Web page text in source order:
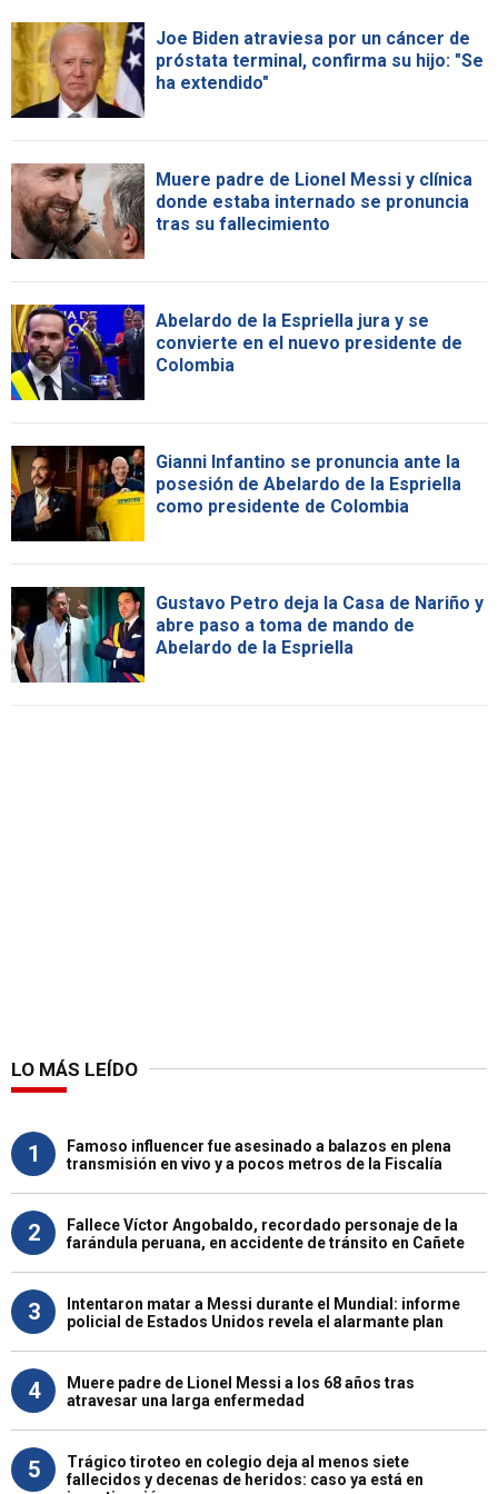
Joe Biden atraviesa por un cáncer de
próstata terminal, confirma su hijo: "Se
ha extendido"
Muere padre de Lionel Messi y clínica
donde estaba internado se pronuncia
tras su fallecimiento
Abelardo de la Espriella jura y se
convierte en el nuevo presidente de
Colombia
Gianni Infantino se pronuncia ante la
posesión de Abelardo de la Espriella
como presidente de Colombia
Gustavo Petro deja la Casa de Nariño y
abre paso a toma de mando de
Abelardo de la Espriella
LO MÁS LEÍDO
1
Famoso influencer fue asesinado a balazos en plena
transmisión en vivo y a pocos metros de la Fiscalía
2
Fallece Víctor Angobaldo, recordado personaje de la
farándula peruana, en accidente de tránsito en Cañete
3
Intentaron matar a Messi durante el Mundial: informe
policial de Estados Unidos revela el alarmante plan
4
Muere padre de Lionel Messi a los 68 años tras
atravesar una larga enfermedad
5
Trágico tiroteo en colegio deja al menos siete
fallecidos y decenas de heridos: caso ya está en